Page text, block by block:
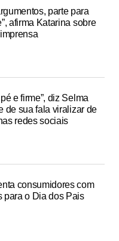
parte para
afirma Katarina sobre
e firme”, diz Selma
de sua fala viralizar de
redes sociais
consumidores com
para o Dia dos Pais